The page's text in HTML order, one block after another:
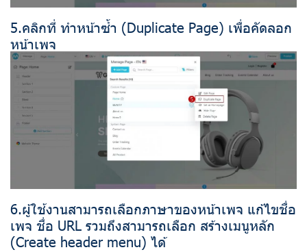
5.คลิกที่ ทำหน้าซ้ำ (Duplicate Page) เพื่อคัดลอก
หน้าเพจ
6.ผู้ใช้งานสามารถเลือกภาษาของหน้าเพจ แก้ไขชื่อ
เพจ ชื่อ URL รวมถึงสามารถเลือก สร้างเมนูหลัก
(Create header menu) ได้